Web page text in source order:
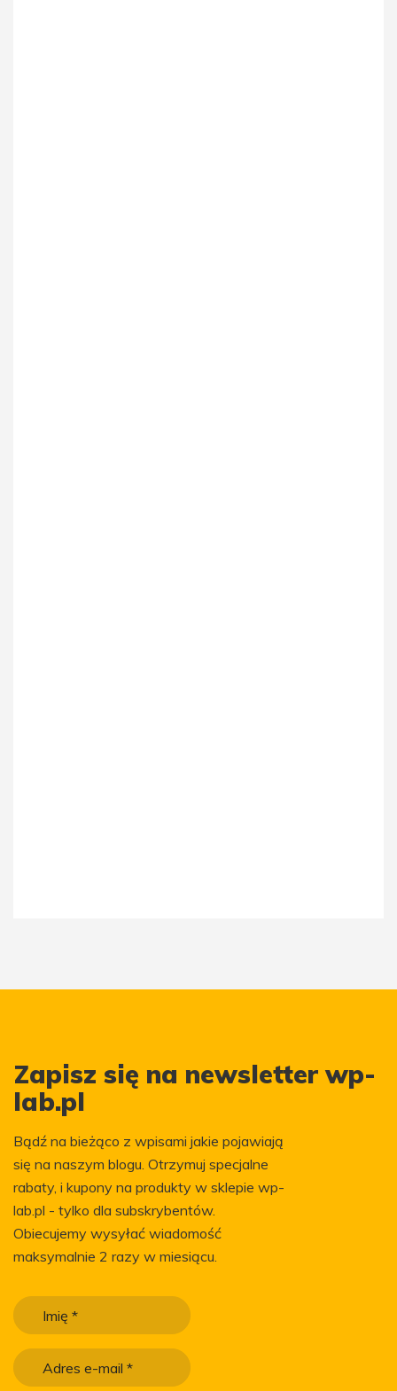
Zapisz się na newsletter wp-
lab.pl
Bądź na bieżąco z wpisami jakie pojawiają
się na naszym blogu. Otrzymuj specjalne
rabaty, i kupony na produkty w sklepie wp-
lab.pl - tylko dla subskrybentów.
Obiecujemy wysyłać wiadomość
maksymalnie 2 razy w miesiącu.